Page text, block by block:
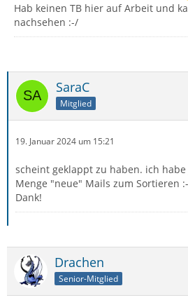
Hab keinen TB hier auf Arbeit und
nachsehen :-/
SaraC
Mitglied
19. Januar 2024 um 15:21
scheint geklappt zu haben. ich
Menge "neue" Mails zum Sortieren
Dank!
Drachen
Senior-Mitglied